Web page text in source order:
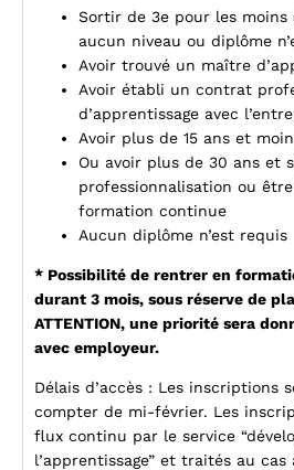
Sortir de 3e pour les moins
aucun niveau ou diplôme
Avoir trouvé un maître
Avoir établi un contrat
d’apprentissage avec
Avoir plus de 15 ans et
Ou avoir plus de 30 ans et
professionnalisation ou
formation continue
Aucun diplôme n’est requis
* Possibilité de rentrer en
durant 3 mois, sous réserve de
ATTENTION, une priorité sera
avec employeur.
Délais d’accès : Les inscriptions
compter de mi-février. Les
flux continu par le service
l’apprentissage” et traités au cas